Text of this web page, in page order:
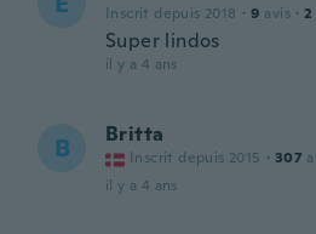
Inscrit depuis 2018 · 9 avis · 2
Super lindos
il y a 4 ans
B Britta
Inscrit depuis 2015 · 307
il y a 4 ans